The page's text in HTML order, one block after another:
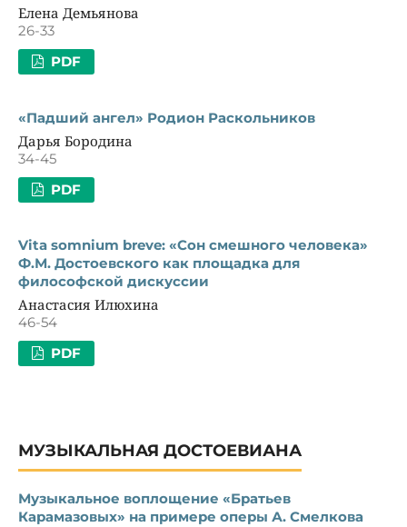
Елена Демьянова
26-33
PDF
«Падший ангел» Родион Раскольников
Дарья Бородина
34-45
PDF
Vita somnium breve: «Сон смешного человека»
Ф.М. Достоевского как площадка для
философской дискуссии
Анастасия Илюхина
46-54
PDF
МУЗЫКАЛЬНАЯ ДОСТОЕВИАНА
Музыкальное воплощение «Братьев
Карамазовых» на примере оперы А. Смелкова